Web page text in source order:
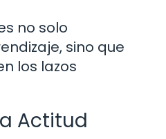
no solo
sino que
los lazos
Actitud